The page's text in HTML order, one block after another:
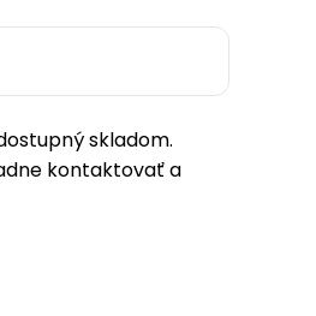
skladom.
kontaktovať a